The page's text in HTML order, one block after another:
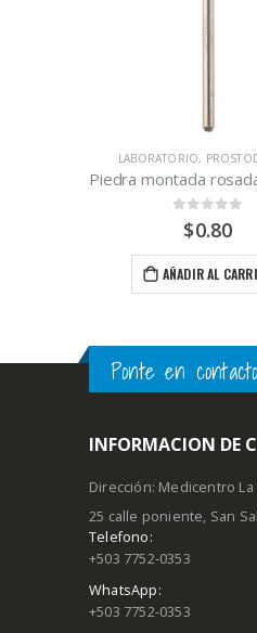
LABORATORIO,
out of 5
$0.80
AÑADIR AL
Ponte en
INFORMACION DE
Dirección: Medicentro La
25 calle poniente, San
Telefono:
+503 7752-0353
WhatsApp:
+503 7752-0353